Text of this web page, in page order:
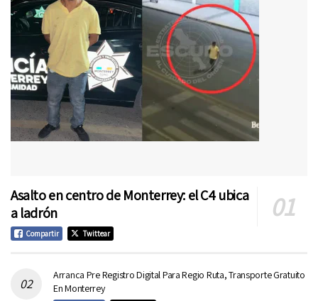
Asalto en centro de Monterrey: el C4 ubica
a ladrón
Compartir Twittear
Arranca Pre Registro Digital Para Regio Ruta, Transporte Gratuito
En Monterrey